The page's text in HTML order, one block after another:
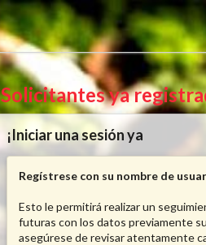
Solicitantes ya
¡Iniciar una sesión ya
Regístrese con su nombre de
Esto le permitirá realizar un
futuras con los datos previamente
asegúrese de revisar atentamente